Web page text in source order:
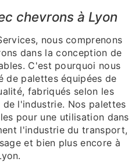
chevrons à Lyon
nous comprenons
dans la conception de
C'est pourquoi nous
de palettes équipées de
fabriqués selon les
l'industrie. Nos palettes
pour une utilisation dans
l'industrie du transport,
et bien plus encore à